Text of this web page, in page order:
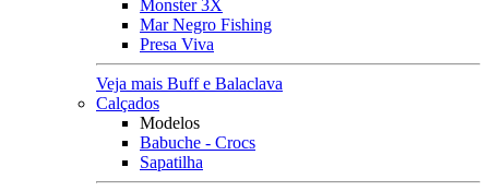
Monster 3X
Mar Negro Fishing
Presa Viva
Veja mais Buff e Balaclava
Calçados
Modelos
Babuche - Crocs
Sapatilha